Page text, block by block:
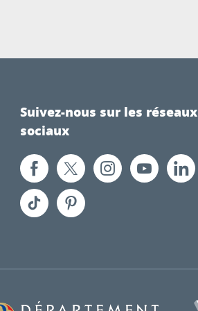
Suivez-nous sur les réseaux
sociaux